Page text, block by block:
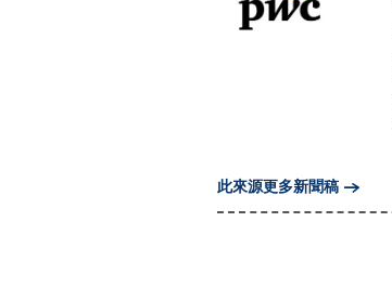
此來源更多新聞稿